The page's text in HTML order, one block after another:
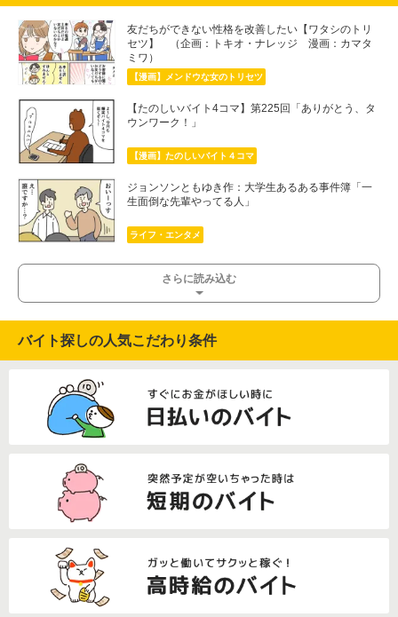
友だちができない性格を改善したい【ワタシのトリ
セツ】 （企画：トキオ・ナレッジ 漫画：カマタ
ミワ）
【漫画】メンドウな女のトリセツ
【たのしいバイト4コマ】第225回「ありがとう、タ
ウンワーク！」
【漫画】たのしいバイト４コマ
ジョンソンともゆき作：大学生あるある事件簿「一
生面倒な先輩やってる人」
ライフ・エンタメ
さらに読み込む
バイト探しの人気こだわり条件